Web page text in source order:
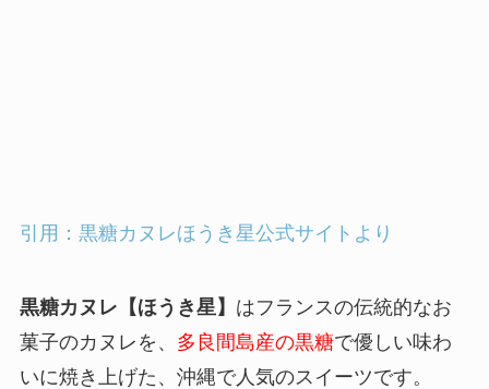
引用：黒糖カヌレほうき星公式サイトより
黒糖カヌレ【ほうき星】 はフランスの伝統的なお
菓子のカヌレを、 多良間島産の黒糖で優しい味わ
いに焼き上げた、沖縄で人気のスイーツです。